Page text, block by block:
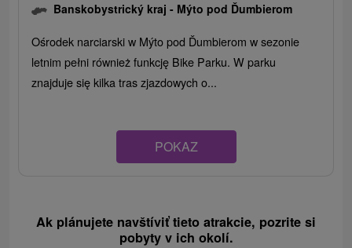
Banskobystrický kraj - Mýto pod Ďumbierom
Ośrodek narciarski w Mýto pod Ďumbierom w sezonie
letnim pełni również funkcję Bike Parku. W parku
znajduje się kilka tras zjazdowych o...
POKAZ
Ak plánujete navštíviť tieto atrakcie, pozrite si
pobyty v ich okolí.